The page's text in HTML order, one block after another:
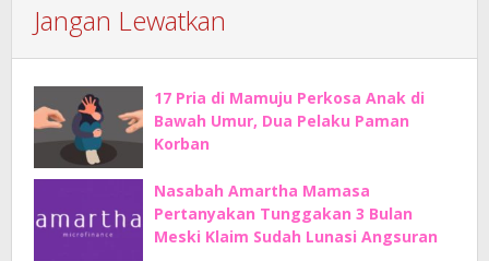
Jangan Lewatkan
17 Pria di Mamuju Perkosa Anak di
Bawah Umur, Dua Pelaku Paman
Korban
Nasabah Amartha Mamasa
Pertanyakan Tunggakan 3 Bulan
Meski Klaim Sudah Lunasi Angsuran